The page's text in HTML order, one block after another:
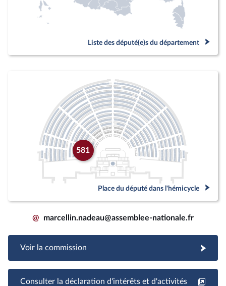
Liste des député(e)s du département
581
Place du député dans l'hémicycle
@ marcellin.nadeau@assemblee-nationale.fr
Voir la commission
Consulter la déclaration d'intérêts et d'activités